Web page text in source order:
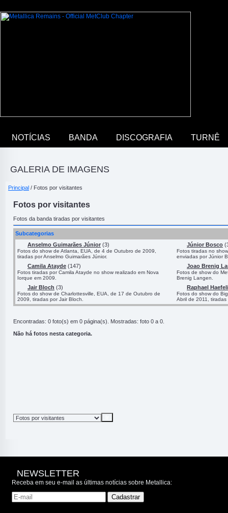
NOTÍCIAS BANDA DISCOGRAFIA TURNÊ
GALERIA DE IMAGENS
Principal / Fotos por visitantes
Fotos por visitantes
Fotos da banda tiradas por visitantes
Subcategorias
Anselmo Guimarães Júnior (3)
Fotos do show de Atlanta, EUA, de 4 de Outubro de 2009,
tiradas por Anselmo Guimarães Júnior.
Camila Atayde (147)
Fotos tiradas por Camila Atayde no show realizado em Nova
Iorque em 2009.
Jair Bloch (3)
Fotos do show de Charlottesville, EUA, de 17 de Outubro de
2009, tiradas por Jair Bloch.
Júnior Bosco
Fotos tiradas no
enviadas por Júnior
Joao Brenig
Fotos de show do
Brenig Langen.
Raphael Haefeli
Fotos do show do
Abril de 2011,
Encontradas: 0 foto(s) em 0 página(s). Mostradas: foto 0 a 0.
Não há fotos nesta categoria.
NEWSLETTER
Receba em seu e-mail as últimas notícias sobre Metallica: